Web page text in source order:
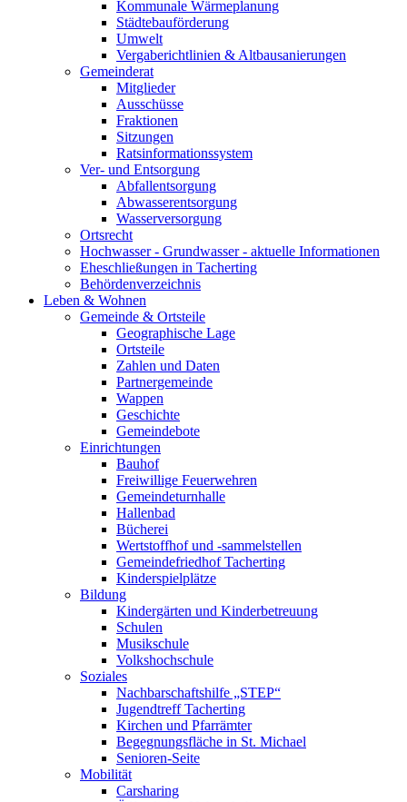
Kommunale Wärmeplanung
Städtebauförderung
Umwelt
Vergaberichtlinien & Altbausanierungen
Gemeinderat
Mitglieder
Ausschüsse
Fraktionen
Sitzungen
Ratsinformationssystem
Ver- und Entsorgung
Abfallentsorgung
Abwasserentsorgung
Wasserversorgung
Ortsrecht
Hochwasser - Grundwasser - aktuelle Informationen
Eheschließungen in Tacherting
Behördenverzeichnis
Leben & Wohnen
Gemeinde & Ortsteile
Geographische Lage
Ortsteile
Zahlen und Daten
Partnergemeinde
Wappen
Geschichte
Gemeindebote
Einrichtungen
Bauhof
Freiwillige Feuerwehren
Gemeindeturnhalle
Hallenbad
Bücherei
Wertstoffhof und -sammelstellen
Gemeindefriedhof Tacherting
Kinderspielplätze
Bildung
Kindergärten und Kinderbetreuung
Schulen
Musikschule
Volkshochschule
Soziales
Nachbarschaftshilfe „STEP“
Jugendtreff Tacherting
Kirchen und Pfarrämter
Begegnungsfläche in St. Michael
Senioren-Seite
Mobilität
Carsharing